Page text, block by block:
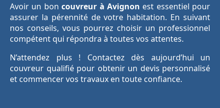
Avoir un boncouvreur à Avignon est essentiel pour
assurer la pérennité de votre habitation. En suivant
nos conseils, vous pourrez choisir un professionnel
compétent qui répondra à toutes vos attentes.
N’attendez plus ! Contactez dès aujourd’hui un
couvreur qualifié pour obtenir un devis personnalisé
et commencer vos travaux en toute confiance.